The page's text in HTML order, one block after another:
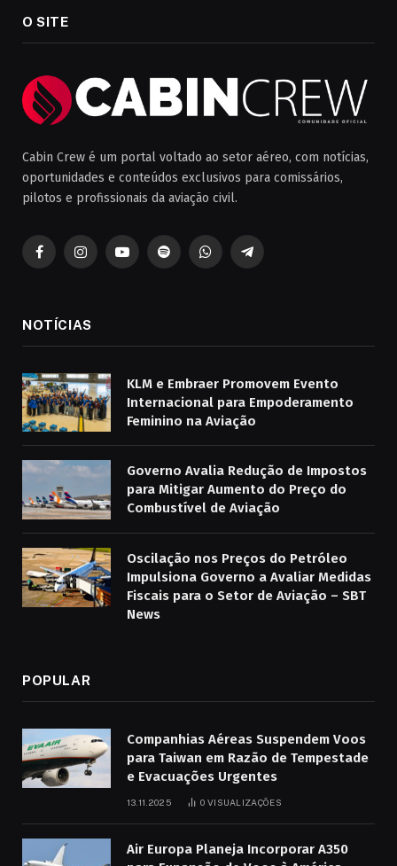
O SITE
Cabin Crew é um portal voltado ao setor aéreo, com notícias,
oportunidades e conteúdos exclusivos para comissários,
pilotos e profissionais da aviação civil.
FacebookInstagramYouTubeSpotifyWhatsAppTelegrama
NOTÍCIAS
KLM e Embraer Promovem Evento
Internacional para Empoderamento
Feminino na Aviação
Governo Avalia Redução de Impostos
para Mitigar Aumento do Preço do
Combustível de Aviação
Oscilação nos Preços do Petróleo
Impulsiona Governo a Avaliar Medidas
Fiscais para o Setor de Aviação – SBT
News
POPULAR
Companhias Aéreas Suspendem Voos
para Taiwan em Razão de Tempestade
e Evacuações Urgentes
13.11.2025 0 VISUALIZAÇÕES
Air Europa Planeja Incorporar A350